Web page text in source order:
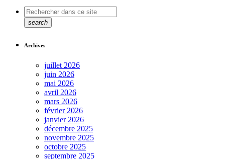
search
Archives
juillet 2026
juin 2026
mai 2026
avril 2026
mars 2026
février 2026
janvier 2026
décembre 2025
novembre 2025
octobre 2025
septembre 2025